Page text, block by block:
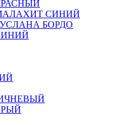
СИНИЙ
БОРДО